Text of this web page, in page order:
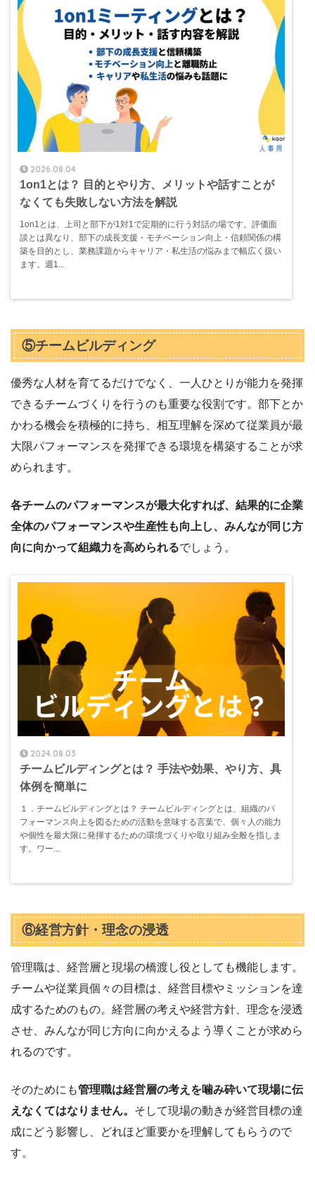
2026.08.04
1on1とは？ 目的とやり方、メリットや話すことが
なくても失敗しない方法を解説
1on1とは、上司と部下が1対1で定期的に行う対話の場です。評価面
談とは異なり、部下の成長支援・モチベーション向上・信頼関係の構
築を目的とし、業務課題からキャリア・私生活の悩みまで幅広く扱い
ます。週1...
⑤チームビルディング
優秀な人材を育てるだけでなく、一人ひとりが能力を発揮
できるチームづくりを行うのも重要な役割です。部下とか
かわる機会を積極的に持ち、相互理解を深めて従業員が最
大限パフォーマンスを発揮できる環境を構築することが求
められます。
各チームのパフォーマンスが最大化すれば、結果的に企業
全体のパフォーマンスや生産性も向上し、みんなが同じ方
向に向かって組織力を高められるでしょう。
2024.08.03
チームビルディングとは？ 手法や効果、やり方、具
体例を簡単に
１．チームビルディングとは？ チームビルディングとは、組織のパ
フォーマンス向上を図るための活動を意味する言葉で、個々人の能力
や個性を最大限に発揮するための環境づくりや取り組み全般を指しま
す。ワー...
⑥経営方針・理念の浸透
管理職は、経営層と現場の橋渡し役としても機能します。
チームや従業員個々の目標は、経営目標やミッションを達
成するためのもの。経営層の考えや経営方針、理念を浸透
させ、みんなが同じ方向に向かえるよう導くことが求めら
れるのです。
そのためにも管理職は経営層の考えを噛み砕いて現場に伝
えなくてはなりません。 そして現場の動きが経営目標の達
成にどう影響し、どれほど重要かを理解してもらうので
す。